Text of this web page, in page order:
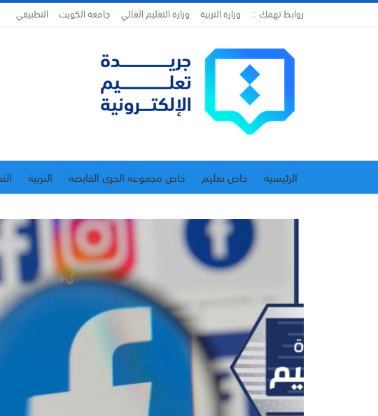
روابط تهمك :: وزارة التربية وزارة التعليم العالي جامعة الكويت التطبيقي
الرئيسية خاص تعليم خاص مجموعة الجري القابضة التربية